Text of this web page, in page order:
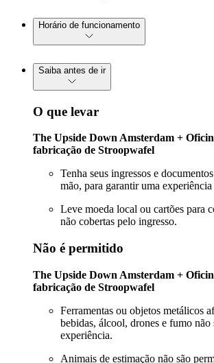
Horário de funcionamento
Saiba antes de ir
O que levar
The Upside Down Amsterdam +
fabricação de Stroopwafel
Tenha seus ingressos e
mão, para garantir uma
Leve moeda local ou cartões para
não cobertas pelo ingresso.
Não é permitido
The Upside Down Amsterdam +
fabricação de Stroopwafel
Ferramentas ou objetos metálicos
bebidas, álcool, drones e fumo não
experiência.
Animais de estimação não são